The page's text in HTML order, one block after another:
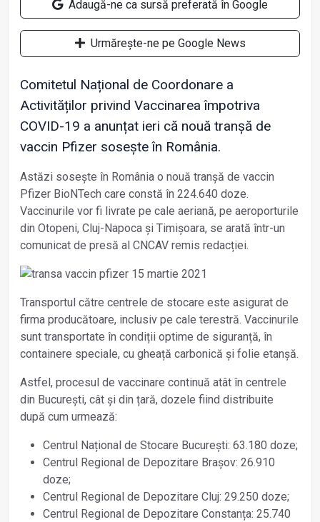
Adaugă-ne ca sursă preferată în Google
Urmărește-ne pe Google News
Comitetul Național de Coordonare a
Activităților privind Vaccinarea împotriva
COVID-19 a anunțat ieri că nouă tranșă de
vaccin Pfizer sosește în România.
Astăzi sosește în România o nouă tranșă de vaccin
Pfizer BioNTech care constă în 224.640 doze.
Vaccinurile vor fi livrate pe cale aeriană, pe aeroporturile
din Otopeni, Cluj-Napoca și Timișoara, se arată într-un
comunicat de presă al CNCAV remis redacției.
Transportul către centrele de stocare este asigurat de
firma producătoare, inclusiv pe cale terestră. Vaccinurile
sunt transportate în condiții optime de siguranță, în
containere speciale, cu gheață carbonică și folie etanșă.
Astfel, procesul de vaccinare continuă atât în centrele
din București, cât și din țară, dozele fiind distribuite
după cum urmează:
Centrul Național de Stocare București: 63.180 doze;
Centrul Regional de Depozitare Brașov: 26.910
doze;
Centrul Regional de Depozitare Cluj: 29.250 doze;
Centrul Regional de Depozitare Constanța: 25.740